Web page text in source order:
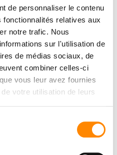
de personnaliser le contenu
relatives aux
notre trafic. Nous
sur l'utilisation de
de médias sociaux, de
combiner celles-ci
vous leur avez fournies
votre utilisation de leurs